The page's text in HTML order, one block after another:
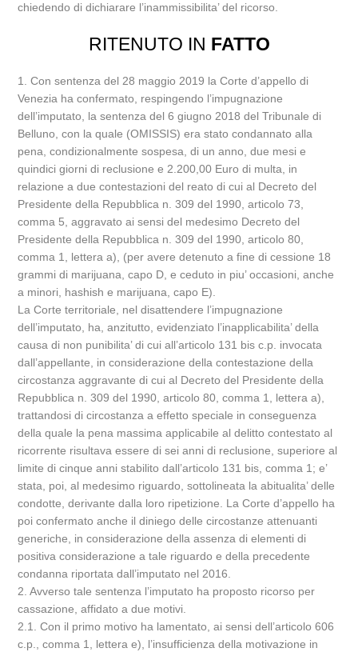
chiedendo di dichiarare l’inammissibilita’ del ricorso.
RITENUTO IN FATTO
1. Con sentenza del 28 maggio 2019 la Corte d’appello di
Venezia ha confermato, respingendo l’impugnazione
dell’imputato, la sentenza del 6 giugno 2018 del Tribunale di
Belluno, con la quale (OMISSIS) era stato condannato alla
pena, condizionalmente sospesa, di un anno, due mesi e
quindici giorni di reclusione e 2.200,00 Euro di multa, in
relazione a due contestazioni del reato di cui al Decreto del
Presidente della Repubblica n. 309 del 1990, articolo 73,
comma 5, aggravato ai sensi del medesimo Decreto del
Presidente della Repubblica n. 309 del 1990, articolo 80,
comma 1, lettera a), (per avere detenuto a fine di cessione 18
grammi di marijuana, capo D, e ceduto in piu’ occasioni, anche
a minori, hashish e marijuana, capo E).
La Corte territoriale, nel disattendere l’impugnazione
dell’imputato, ha, anzitutto, evidenziato l’inapplicabilita’ della
causa di non punibilita’ di cui all’articolo 131 bis c.p. invocata
dall’appellante, in considerazione della contestazione della
circostanza aggravante di cui al Decreto del Presidente della
Repubblica n. 309 del 1990, articolo 80, comma 1, lettera a),
trattandosi di circostanza a effetto speciale in conseguenza
della quale la pena massima applicabile al delitto contestato al
ricorrente risultava essere di sei anni di reclusione, superiore al
limite di cinque anni stabilito dall’articolo 131 bis, comma 1; e’
stata, poi, al medesimo riguardo, sottolineata la abitualita’ delle
condotte, derivante dalla loro ripetizione. La Corte d’appello ha
poi confermato anche il diniego delle circostanze attenuanti
generiche, in considerazione della assenza di elementi di
positiva considerazione a tale riguardo e della precedente
condanna riportata dall’imputato nel 2016.
2. Avverso tale sentenza l’imputato ha proposto ricorso per
cassazione, affidato a due motivi.
2.1. Con il primo motivo ha lamentato, ai sensi dell’articolo 606
c.p., comma 1, lettera e), l’insufficienza della motivazione in